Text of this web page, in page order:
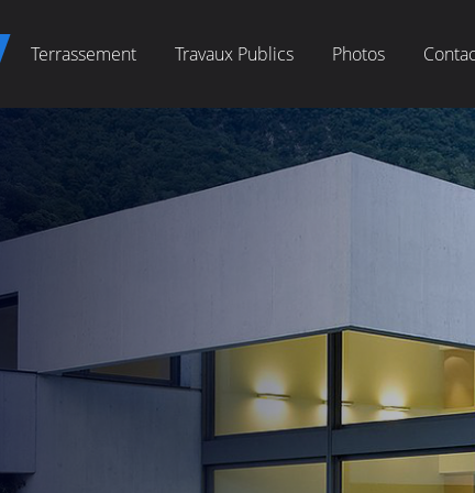
Terrassement Travaux Publics Photos